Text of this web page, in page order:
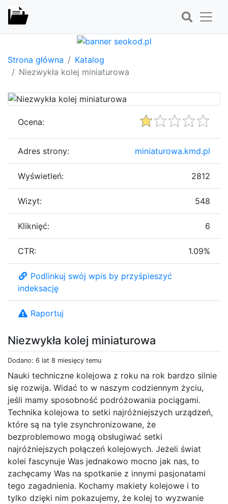
Strona główna
Katalog
Niezwykła kolej miniaturowa
Niezwykła kolej miniaturowa
Dodano: 6 lat 8 miesięcy temu
Nauki techniczne kolejowa z roku na rok bardzo silnie
się rozwija. Widać to w naszym codziennym życiu,
jeśli mamy sposobność podróżowania pociągami.
Technika kolejowa to setki najróżniejszych urządzeń,
które są na tyle zsynchronizowane, że
bezproblemowo mogą obsługiwać setki
najróżniejszych połączeń kolejowych. Jeżeli świat
kolei fascynuje Was jednakowo mocno jak nas, to
zachęcamy Was na spotkanie z innymi pasjonatami
tego zagadnienia. Kochamy makiety kolejowe i to
tylko dzięki nim pokazujemy, że kolej to wyzwanie
Ocena:
Adres strony: miniaturowa.kmd.pl
Wyświetleń: 2812
Wizyt: 548
Kliknięć: 6
CTR: 1.09%
Podlinkuj swój wpis by przyśpieszyć
indeksację
Raportuj